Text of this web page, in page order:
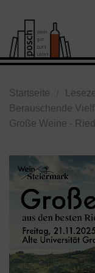
Startseite
Berauschende
Große Weine -